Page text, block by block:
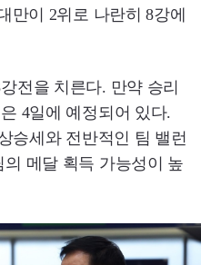
만이 2위로 나란히 8강에
전을 치른다. 만약 승리
4일에 예정되어 있다.
승세와 전반적인 팀 밸런
메달 획득 가능성이 높